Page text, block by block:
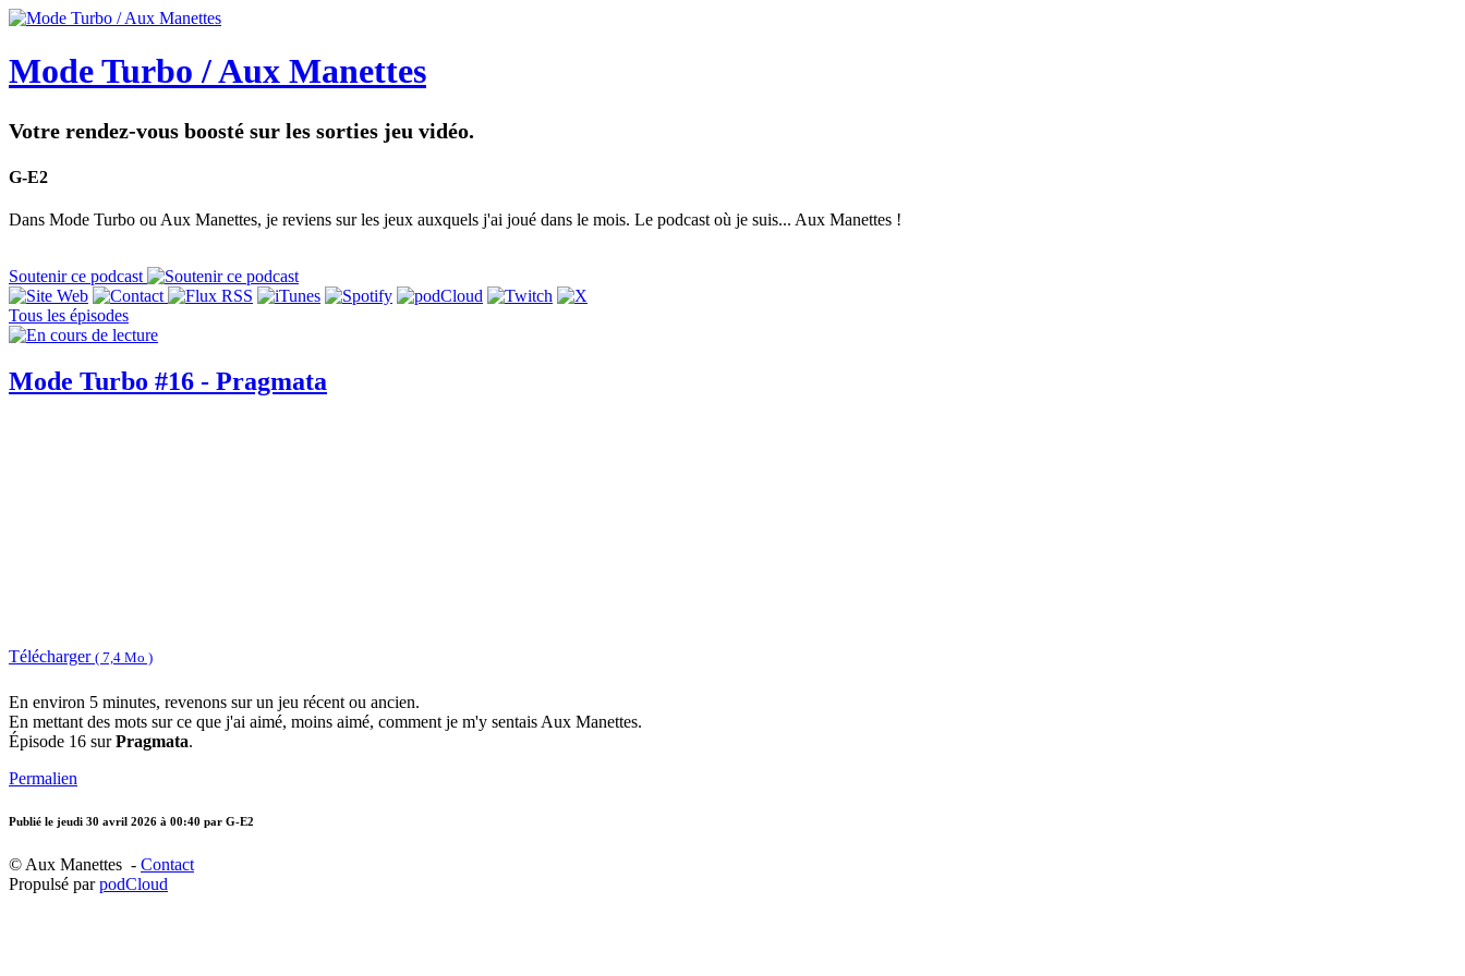
Mode Turbo / Aux Manettes
Votre rendez-vous boosté sur les sorties jeu vidéo.
G-E2
Dans Mode Turbo ou Aux Manettes, je reviens sur les jeux auxquels j'ai joué dans le mois. Le podcast où je suis... Aux Manettes !
Soutenir ce podcast
Tous les épisodes
Mode Turbo #16 - Pragmata
Télécharger ( 7,4 Mo )
En environ 5 minutes, revenons sur un jeu récent ou ancien.
En mettant des mots sur ce que j'ai aimé, moins aimé, comment je m'y sentais Aux Manettes.
Épisode 16 surPragmata.
Permalien
Publié le jeudi 30 avril 2026 à 00:40 par G-E2
© Aux Manettes - Contact
Propulsé parpodCloud